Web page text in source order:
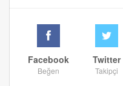
Facebook
Beğen
Twitter
Takipçi